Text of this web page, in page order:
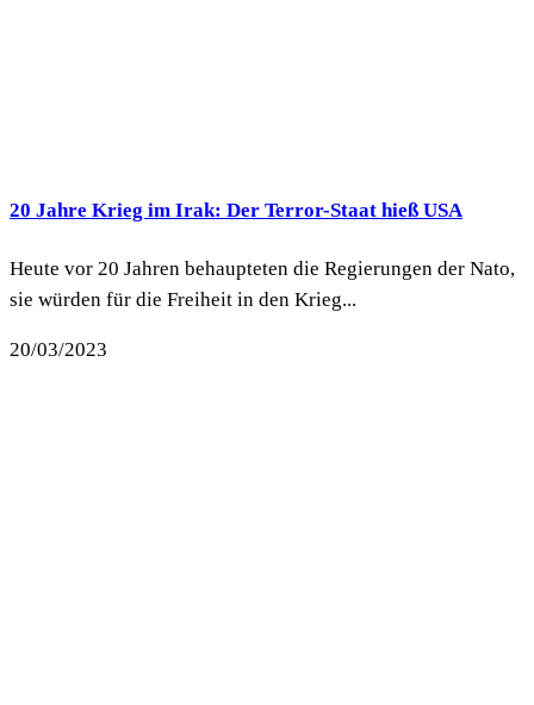
20 Jahre Krieg im Irak: Der Terror-Staat hieß USA
Heute vor 20 Jahren behaupteten die Regierungen der Nato,
sie würden für die Freiheit in den Krieg...
20/03/2023